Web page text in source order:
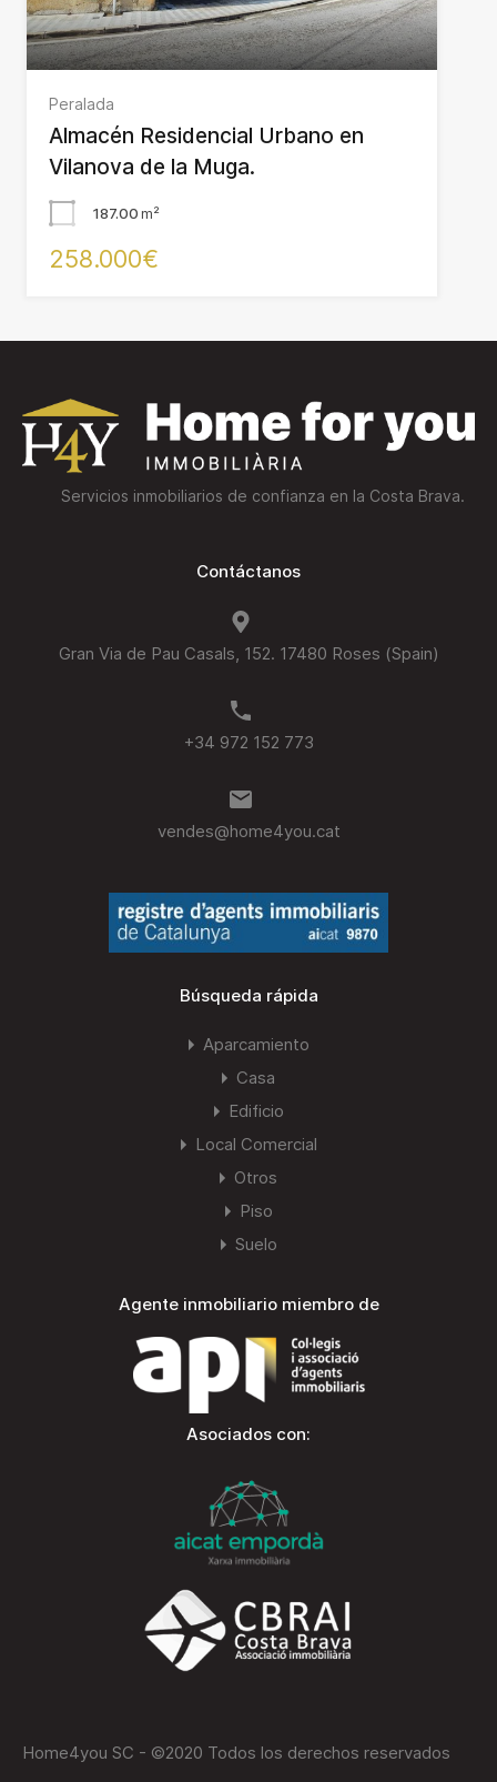
Peralada
Almacén Residencial Urbano en
Vilanova de la Muga.
187.00m²
258.000€
Servicios inmobiliarios de confianza en la Costa Brava.
Contáctanos
Gran Via de Pau Casals, 152. 17480 Roses (Spain)
+34 972 152 773
vendes@home4you.cat
Búsqueda rápida
Aparcamiento
Casa
Edificio
Local Comercial
Otros
Piso
Suelo
Agente inmobiliario miembro de
Asociados con:
Home4you SC - ©2020 Todos los derechos reservados